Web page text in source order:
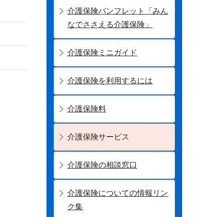
介護保険パンフレット「みん
なでささえる介護保険」
介護保険ミニガイド
介護保険を利用するには
介護保険料
介護保険サービス
介護保険の相談窓口
介護保険についての情報リン
ク集